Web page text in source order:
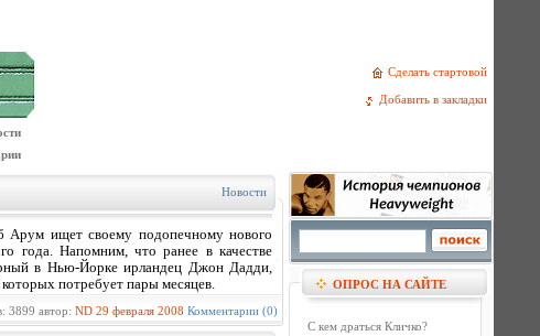
Сделать стартовой
Добавить в закладки
Новости
Арум ищет своему подопечному нового
года. Напомним, что ранее в качестве
в Нью-Йорке ирландец Джон Дадди,
потребует пары месяцев.
3899 автор: ND 29 февраля 2008 Комментарии (0)
ОПРОС НА САЙТЕ
С кем драться Кличко?